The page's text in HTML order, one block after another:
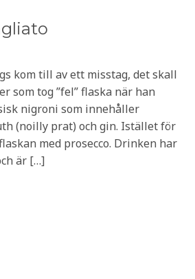
kom till av ett misstag, det skall
som tog ”fel” flaska när han
nigroni som innehåller
(noilly prat) och gin. Istället för
med prosecco. Drinken har
är […]